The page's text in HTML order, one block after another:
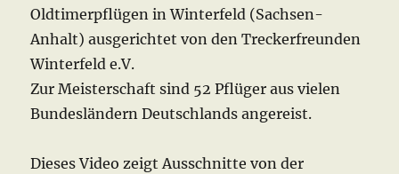
Oldtimerpflügen in Winterfeld (Sachsen-
Anhalt) ausgerichtet von den Treckerfreunden
Winterfeld e.V.
Zur Meisterschaft sind 52 Pflüger aus vielen
Bundesländern Deutschlands angereist.
Dieses Video zeigt Ausschnitte von der